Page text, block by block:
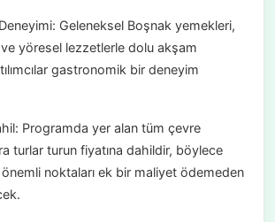
Geleneksel Boşnak yemekleri,
ve yöresel lezzetlerle dolu akşam
gastronomik bir deneyim
Programda yer alan tüm çevre
turlar turun fiyatına dahildir, böylece
önemli noktaları ek bir maliyet ödemeden